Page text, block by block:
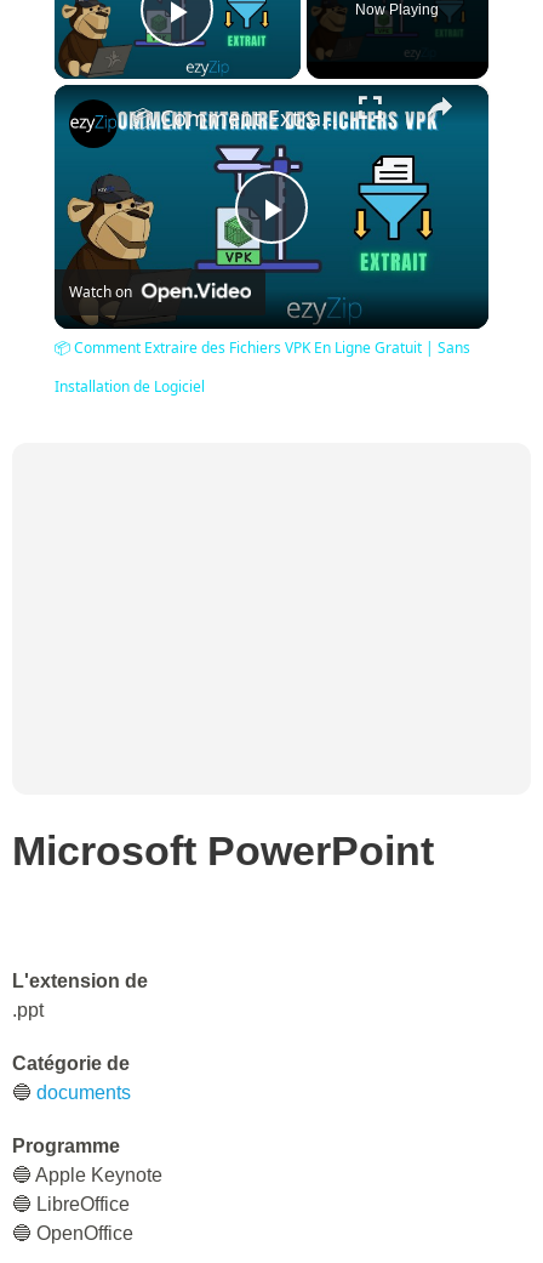
Play Video
Now Playing
×
Play
Video
📦 Comment Extraire des Fichiers VPK En Ligne Gratuit | Sans Installation de Logiciel
Watch on
📦 Comment Extraire des Fichiers VPK En Ligne Gratuit | Sans
Installation de Logiciel
Microsoft PowerPoint
L'extension de
.ppt
Catégorie de
🔵 documents
Programme
🔵 Apple Keynote
🔵 LibreOffice
🔵 OpenOffice